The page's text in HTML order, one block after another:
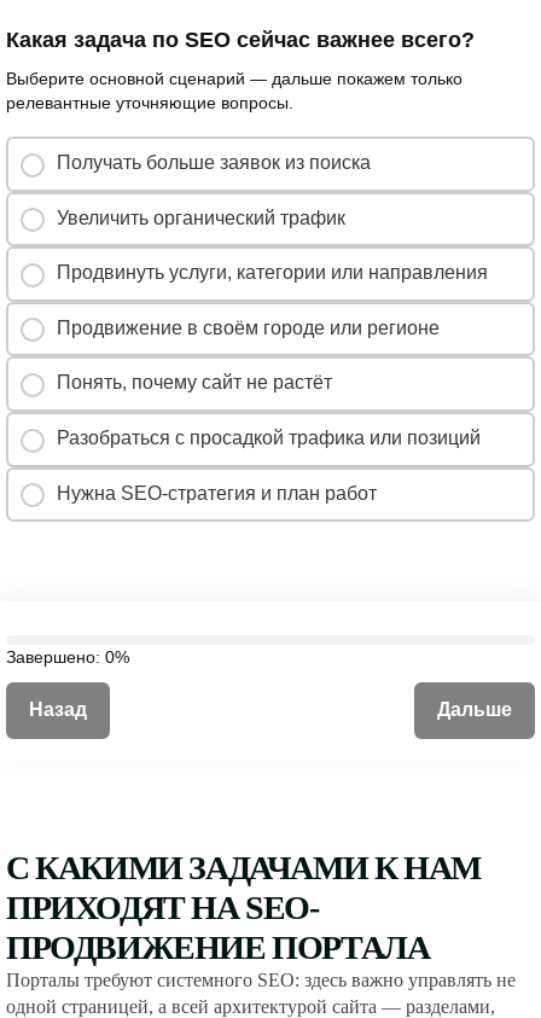
Какая задача по SEO сейчас важнее всего?
Выберите основной сценарий — дальше покажем только
релевантные уточняющие вопросы.
Получать больше заявок из поиска
Увеличить органический трафик
Продвинуть услуги, категории или направления
Продвижение в своём городе или регионе
Понять, почему сайт не растёт
Разобраться с просадкой трафика или позиций
Нужна SEO-стратегия и план работ
Завершено: 0%
Назад Дальше
С КАКИМИ ЗАДАЧАМИ К НАМ
ПРИХОДЯТ НА SEO-
ПРОДВИЖЕНИЕ ПОРТАЛА
Порталы требуют системного SEO: здесь важно управлять не
одной страницей, а всей архитектурой сайта — разделами,